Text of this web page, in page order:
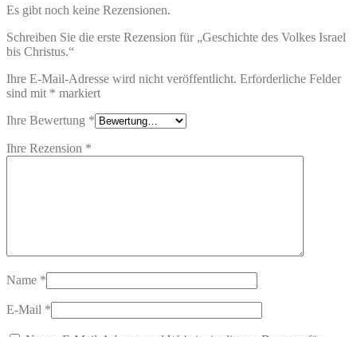
Es gibt noch keine Rezensionen.
Schreiben Sie die erste Rezension für „Geschichte des Volkes Israel
bis Christus.“
Ihre E-Mail-Adresse wird nicht veröffentlicht. Erforderliche Felder
sind mit * markiert
Ihre Bewertung *
Ihre Rezension *
Name *
E-Mail *